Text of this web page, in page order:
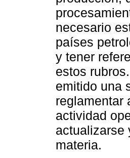
necesario
países
y tener
estos
emitido una
reglamentar
actividad
actualizarse
materia.